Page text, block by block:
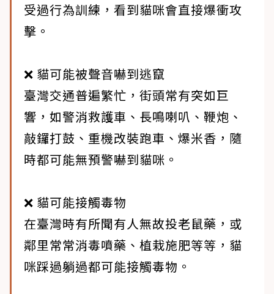
受過行為訓練，看到貓咪會直接爆衝攻
擊。
❌ 貓可能被聲音嚇到逃竄
臺灣交通普遍繁忙，街頭常有突如巨
響，如警消救護車、長鳴喇叭、鞭炮、
敲鑼打鼓、重機改裝跑車、爆米香，隨
時都可能無預警嚇到貓咪。
❌ 貓可能接觸毒物
在臺灣時有所聞有人無故投老鼠藥，或
鄰里常常消毒噴藥、植栽施肥等等，貓
咪踩過躺過都可能接觸毒物。